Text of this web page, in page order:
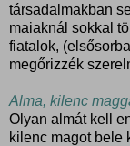
társadalmakban
maiaknál sokkal
fiatalok,
megőrizzék
Alma, kilenc
Olyan almát kell
kilenc magot bele